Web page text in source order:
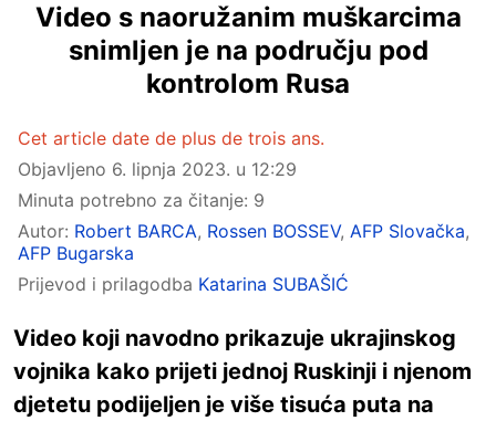
Video s naoružanim muškarcima
snimljen je na području pod
kontrolom Rusa
Cet article date de plus de trois ans.
Objavljeno 6. lipnja 2023. u 12:29
Minuta potrebno za čitanje: 9
Autor: Robert BARCA, Rossen BOSSEV, AFP Slovačka,
AFP Bugarska
Prijevod i prilagodba Katarina SUBAŠIĆ
Video koji navodno prikazuje ukrajinskog
vojnika kako prijeti jednoj Ruskinji i njenom
djetetu podijeljen je više tisuća puta na